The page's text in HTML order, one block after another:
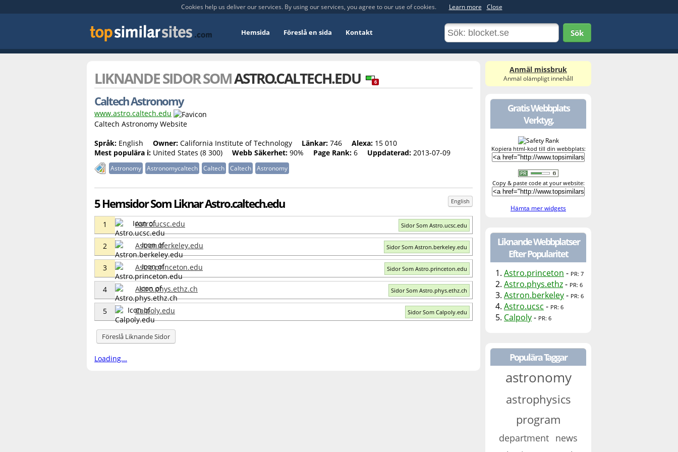
Cookies help us deliver our services. By using our services, you agree to our use of cookies. Learn more Close
Hemsida Föreslå en sida Kontakt Sök
LIKNANDE SIDOR SOMASTRO.CALTECH.EDU 6
Caltech Astronomy
www.astro.caltech.edu
Caltech Astronomy Website
Språk: English Owner: California Institute of Technology Länkar: 746 Alexa: 15 010
Mest populära i: United States (8 300) Webb Säkerhet: 90% Page Rank: 6 Uppdaterad: 2013-07-09
Astronomy Astronomycaltech Caltech Caltech Astronomy
5 Hemsidor Som Liknar Astro.caltech.edu English
1 Astro.ucsc.edu Sidor Som Astro.ucsc.edu
2 Astron.berkeley.edu Sidor Som Astron.berkeley.edu
3 Astro.princeton.edu Sidor Som Astro.princeton.edu
4 Astro.phys.ethz.ch Sidor Som Astro.phys.ethz.ch
5 Calpoly.edu Sidor Som Calpoly.edu
Föreslå Liknande Sidor
Loading...
Anmäl missbruk
Anmäl olämpligt innehåll
Gratis Webbplats
Verktyg.
Kopiera html-kod till din webbplats:
Copy & paste code at your website:
Hämta mer widgets
Liknande Webbplatser
Efter Popularitet
1. Astro.princeton - PR: 7
2. Astro.phys.ethz- PR: 6
3. Astron.berkeley- PR: 6
4. Astro.ucsc - PR: 6
5. Calpoly- PR: 6
Populära Taggar
astronomy
astrophysics
program
department news